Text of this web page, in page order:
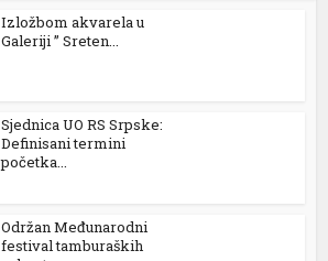
Izložbom akvarela u
Galeriji ” Sreten...
Sjednica UO RS Srpske:
Definisani termini
početka...
Održan Međunarodni
festival tamburaških